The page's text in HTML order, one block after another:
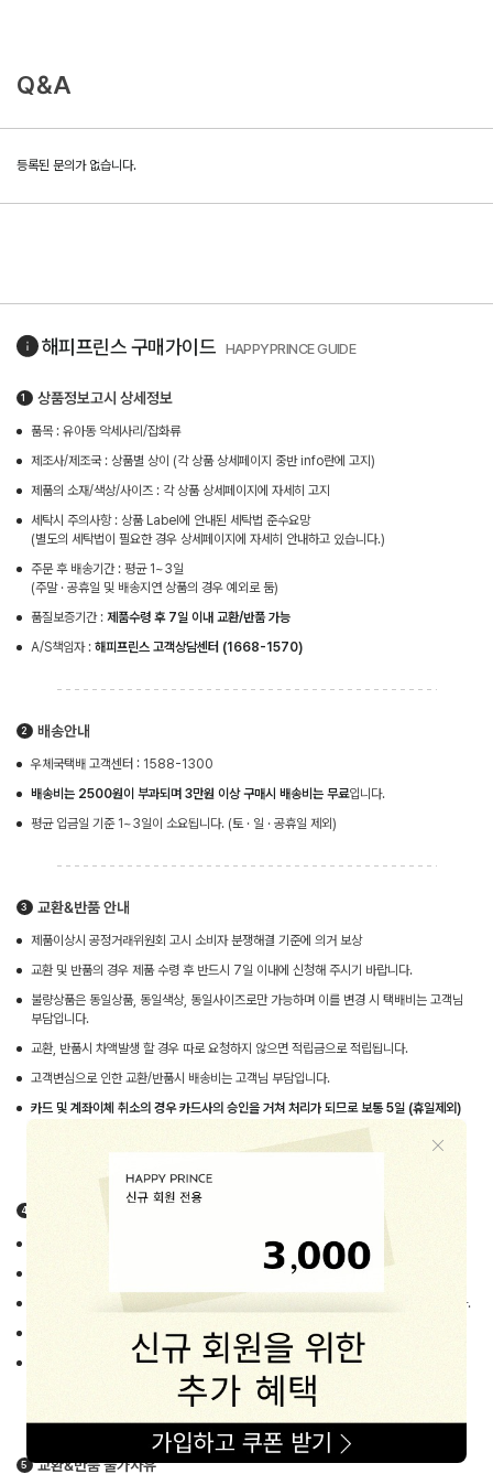
Q&A
등록된 문의가 없습니다.
해피프린스구매가이드 HAPPYPRINCE GUIDE
상품정보고시 상세정보
품목 : 유아동 악세사리/잡화류
제조사/제조국 : 상품별 상이 (각 상품 상세페이지 중반 info란에 고지)
제품의 소재/색상/사이즈 : 각 상품 상세페이지에 자세히 고지
세탁시 주의사항 : 상품 Label에 안내된 세탁법 준수요망
(별도의 세탁법이 필요한 경우 상세페이지에 자세히 안내하고 있습니다.)
주문 후 배송기간 : 평균 1~3일
(주말 · 공휴일 및 배송지연 상품의 경우 예외로 둠)
품질보증기간 : 제품수령 후 7일 이내 교환/반품 가능
A/S책임자 : 해피프린스 고객상담센터 (1668-1570)
배송안내
우체국택배 고객센터 : 1588-1300
배송비는 2500원이 부과되며 3만원 이상 구매시 배송비는 무료입니다.
평균 입금일 기준 1~3일이 소요됩니다. (토 · 일 · 공휴일 제외)
교환&반품 안내
제품이상시 공정거래위원회 고시 소비자 분쟁해결 기준에 의거 보상
교환 및 반품의 경우 제품 수령 후 반드시 7일 이내에 신청해 주시기 바랍니다.
불량상품은 동일상품, 동일색상, 동일사이즈로만 가능하며 이를 변경 시 택배비는 고객님
부담입니다.
교환, 반품시 차액발생 할 경우 따로 요청하지 않으면 적립금으로 적립됩니다.
고객변심으로 인한 교환/반품시 배송비는 고객님 부담입니다.
카드 및 계좌이체 취소의 경우 카드사의 승인을 거쳐 처리가 되므로 보통 5일 (휴일제외)
동봉된 교환요청서에 자세히 기재 후 [교환/반품] 게시판에 신청해주세요.
접수가 완료되면 해피프린스가 택배사에 직접 수거요청을 드립니다.
타택배 이용시 별도의 신청없이 보내주시되 택배비는 반드시 선불
로 보내주시기 바랍니다.
상품을 받은 그대로 (tag, 박스포장, 사은품) 포장해주세요.
기사님 방문 후 수거하여 1~2일 후 해피프린스에 수령되면 되도록 빠른 시일내
교환&반품 불가사유